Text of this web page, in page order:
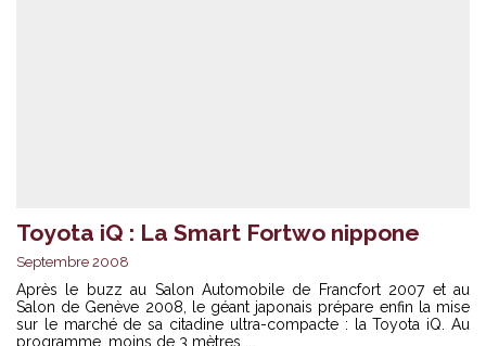
Toyota iQ : La Smart Fortwo nippone
Septembre 2008
Après le buzz au Salon Automobile de Francfort 2007 et au
Salon de Genève 2008, le géant japonais prépare enfin la mise
sur le marché de sa citadine ultra-compacte : la Toyota iQ. Au
programme, moins de 3 mètres ...